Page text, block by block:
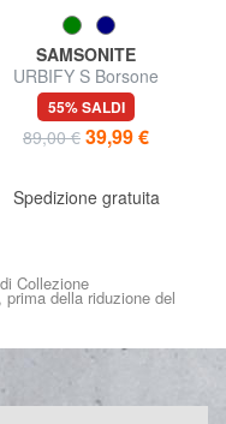
SAMSONITE
URBIFY S Borsone
55% SALDI
89,00 € 39,99 €
Spedizione gratuita
Collezione
della riduzione del